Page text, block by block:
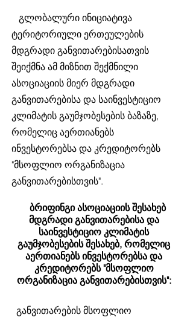
გლობალური ინიციატივა
ტერიტორიული ერთეულების
მდგრადი განვითარებისათვის
შეიქმნა ამ მიზნით შექმნილი
ასოციაციის მიერ მდგრადი
განვითარებისა და საინვესტიციო
კლიმატის გაუმჯობესების ბაზაზე,
რომელიც აერთიანებს
ინვესტორებსა და კრედიტორებს
"მსოფლიო ორგანიზაცია
განვითარებისთვის".
ბრიფინგი ასოციაციის შესახებ
მდგრადი განვითარებისა და
საინვესტიციო კლიმატის
გაუმჯობესების შესახებ, რომელიც
აერთიანებს ინვესტორებსა და
კრედიტორებს "მსოფლიო
ორგანიზაცია განვითარებისთვის":
განვითარების მსოფლიო